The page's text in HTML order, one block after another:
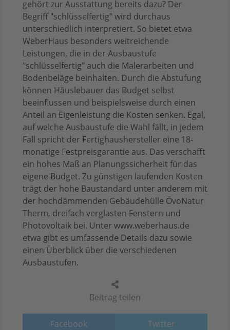
Beitrag teilen
Facebook Twitter
gehört zur Ausstattung bereits dazu? Der
Begriff "schlüsselfertig" wird durchaus
unterschiedlich interpretiert. So bietet etwa
WeberHaus besonders weitreichende
Leistungen, die in der Ausbaustufe
"schlüsselfertig" auch die Malerarbeiten und
Bodenbeläge beinhalten. Durch die Abstufung
können Häuslebauer das Budget selbst
beeinflussen und beispielsweise durch einen
Anteil an Eigenleistung die Kosten senken. Egal,
auf welche Ausbaustufe die Wahl fällt, in jedem
Fall spricht der Fertighaushersteller eine 18-
monatige Festpreisgarantie aus. Das verschafft
ein hohes Maß an Planungssicherheit für das
eigene Budget. Zu günstigen laufenden Kosten
trägt der hohe Baustandard unter anderem mit
der hochdämmenden Gebäudehülle ÖvoNatur
Therm, dreifach verglasten Fenstern und
Photovoltaik bei. Unter www.weberhaus.de
etwa gibt es umfassende Details dazu sowie
einen Überblick über die verschiedenen
Ausbaustufen.